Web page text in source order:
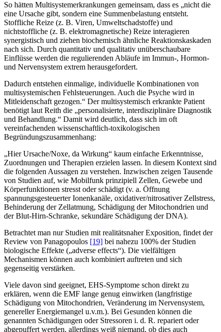
So hätten Multisystemerkrankungen gemeinsam, dass es „nicht die
eine Ursache gibt, sondern eine Summenbelastung entsteht.
Stoffliche Reize (z. B. Viren, Umweltschadstoffe) und
nichtstoffliche (z. B. elektromagnetische) Reize interagieren
synergistisch und ziehen biochemisch ähnliche Reaktionskaskaden
nach sich. Durch quantitativ und qualitativ unüberschaubare
Einflüsse werden die regulierenden Abläufe im Immun-, Hormon-
und Nervensystem extrem herausgefordert.
Dadurch entstehen einmalige, individuelle Kombinationen von
multisystemischen Fehlsteuerungen. Auch die Psyche wird in
Mitleidenschaft gezogen.“ Der multisystemisch erkrankte Patient
benötigt laut Reith die „personalisierte, interdisziplinäre Diagnostik
und Behandlung.“ Damit wird deutlich, dass sich im oft
vereinfachenden wissenschaftlich-toxikologischen
Begründungszusammenhang:
„Hier Ursache/Noxe, da Wirkung“ kaum einfache Erkenntnisse,
Zuordnungen und Therapien erzielen lassen. In diesem Kontext sind
die folgenden Aussagen zu verstehen. Inzwischen zeigen Tausende
von Studien auf, wie Mobilfunk prinzipiell Zellen, Gewebe und
Körperfunktionen stresst oder schädigt (v. a. Öffnung
spannungsgesteuerter Ionenkanäle, oxidativer/nitrosativer Zellstress,
Behinderung der Zellatmung, Schädigung der Mitochondrien und
der Blut-Hirn-Schranke, sekundäre Schädigung der DNA).
Betrachtet man nur Studien mit realitätsnaher Exposition, findet der
Review von Panagopoulos [19] bei nahezu 100% der Studien
biologische Effekte („adverse effects“). Die vielfältigen
Mechanismen können auch kombiniert auftreten und sich
gegenseitig verstärken.
Viele davon sind geeignet, EHS-Symptome schon direkt zu
erklären, wenn die EMF lange genug einwirken (langfristige
Schädigung von Mitochondrien, Veränderung im Nervensystem,
genereller Energiemangel u.v.m.). Bei Gesunden können die
genannten Schädigungen oder Stressoren i. d. R. repariert oder
abgepuffert werden, allerdings weiß niemand, ob dies auch